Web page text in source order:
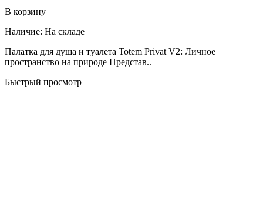
В корзину
Наличие: На складе
Палатка для душа и туалета Totem Privat V2: Личное
пространство на природе Представ..
Быстрый просмотр